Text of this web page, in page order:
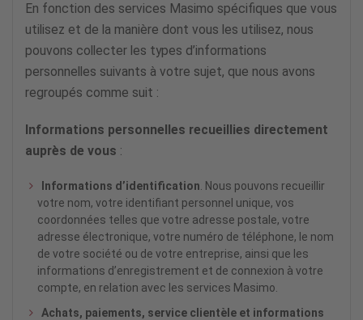
En fonction des services Masimo spécifiques que vous
utilisez et de la manière dont vous les utilisez, nous
pouvons collecter les types d’informations
personnelles suivants à votre sujet, que nous avons
regroupés comme suit :
Informations personnelles recueillies directement
auprès de vous :
Informations d’identification . Nous pouvons recueillir
votre nom, votre identifiant personnel unique, vos
coordonnées telles que votre adresse postale, votre
adresse électronique, votre numéro de téléphone, le nom
de votre société ou de votre entreprise, ainsi que les
informations d’enregistrement et de connexion à votre
compte, en relation avec les services Masimo.
Achats, paiements, service clientèle et informations